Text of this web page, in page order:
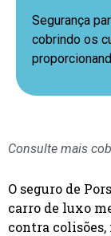
Segurança
cobrindo os
Consulte mais
O seguro de
carro de luxo
contra colisões,